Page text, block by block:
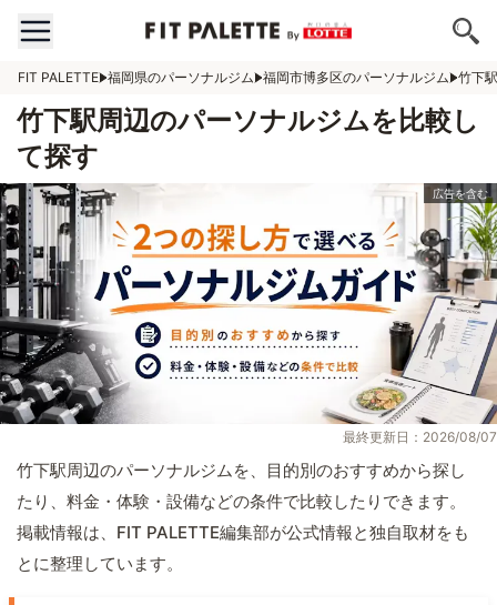
FIT PALETTE 福岡県のパーソナルジム 福岡市博多区のパーソナルジム 竹下
竹下駅周辺のパーソナルジムを比較し
て探す
最終更新日：2026/08/07
竹下駅周辺のパーソナルジムを、目的別のおすすめから探し
たり、料金・体験・設備などの条件で比較したりできます。
掲載情報は、FIT PALETTE編集部が公式情報と独自取材をも
とに整理しています。